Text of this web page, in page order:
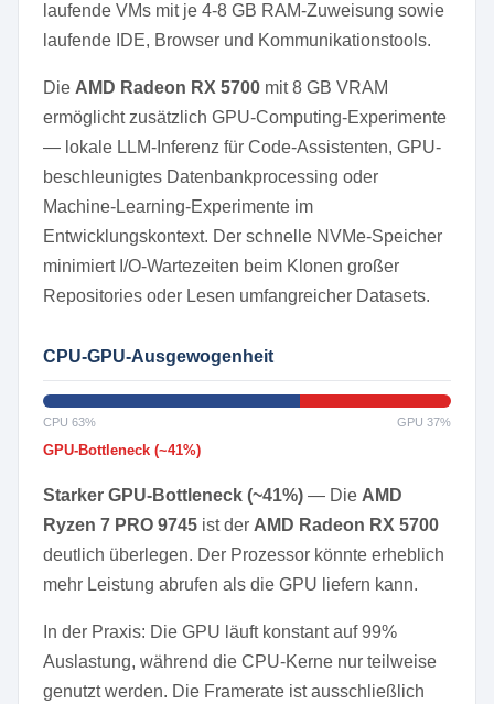
laufende VMs mit je 4-8 GB RAM-Zuweisung sowie
laufende IDE, Browser und Kommunikationstools.
Die AMD Radeon RX 5700 mit 8 GB VRAM
ermöglicht zusätzlich GPU-Computing-Experimente
— lokale LLM-Inferenz für Code-Assistenten, GPU-
beschleunigtes Datenbankprocessing oder
Machine-Learning-Experimente im
Entwicklungskontext. Der schnelle NVMe-Speicher
minimiert I/O-Wartezeiten beim Klonen großer
Repositories oder Lesen umfangreicher Datasets.
CPU-GPU-Ausgewogenheit
CPU 63% GPU 37%
GPU-Bottleneck (~41%)
Starker GPU-Bottleneck (~41%) — Die AMD
Ryzen 7 PRO 9745 ist der AMD Radeon RX 5700
deutlich überlegen. Der Prozessor könnte erheblich
mehr Leistung abrufen als die GPU liefern kann.
In der Praxis: Die GPU läuft konstant auf 99%
Auslastung, während die CPU-Kerne nur teilweise
genutzt werden. Die Framerate ist ausschließlich